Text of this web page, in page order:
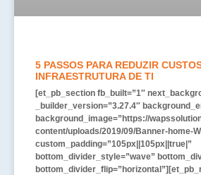
5 PASSOS PARA REDUZIR
INFRAESTRUTURA DE TI
[et_pb_section fb_built=”1″
_builder_version=”3.27.4″
background_image=”https://
content/uploads/2019/09/Banner-home-
custom_padding=”105px||105px||true|”
bottom_divider_style=”wave”